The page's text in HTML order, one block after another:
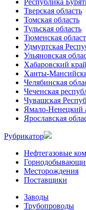
Тверская область
Томская область
Тульская область
Тюменская
Удмуртская
Ульяновская
Хабаровский край
Ханты-
Челябинская
Чеченская
Чувашская
Ямало-Ненецкий
Ярославская
Рубрикатор
Нефтегазовые
Месторождения
Поставщики
Заводы
Трубопроводы